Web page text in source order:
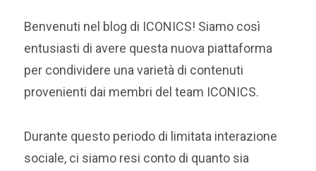
Benvenuti nel blog di ICONICS! Siamo così
entusiasti di avere questa nuova piattaforma
per condividere una varietà di contenuti
provenienti dai membri del team ICONICS.
Durante questo periodo di limitata interazione
sociale, ci siamo resi conto di quanto sia